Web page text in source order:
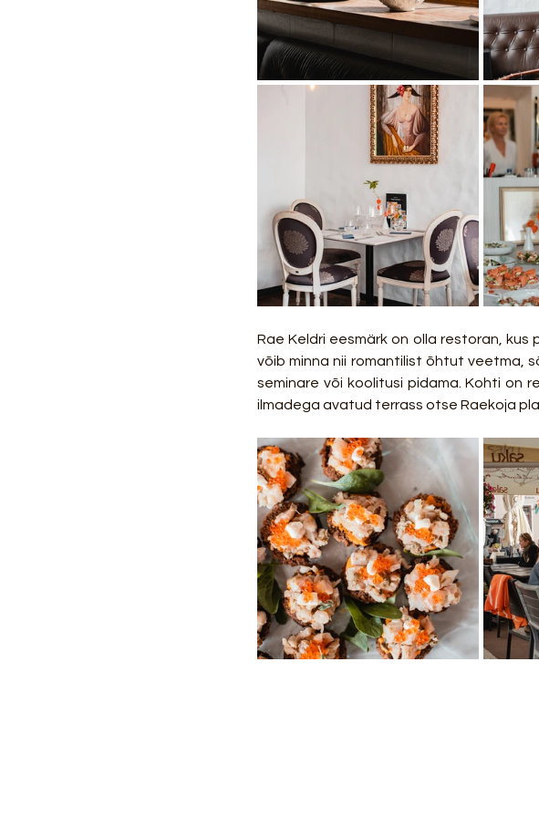
Rae Keldri eesmärk on olla restoran,
võib minna nii romantilist õhtut veetma,
seminare või koolitusi pidama. Kohti on
ilmadega avatud terrass otse Raekoja